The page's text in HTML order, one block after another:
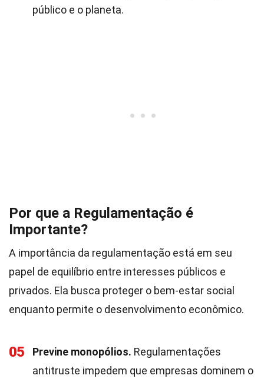
público e o planeta.
Por que a Regulamentação é
Importante?
A importância da regulamentação está em seu
papel de equilíbrio entre interesses públicos e
privados. Ela busca proteger o bem-estar social
enquanto permite o desenvolvimento econômico.
05 Previne monopólios. Regulamentações
antitruste impedem que empresas dominem o